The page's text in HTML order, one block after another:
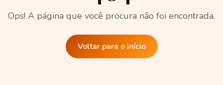
Ops! A página que você procura não foi encontrada.
Voltar para o início